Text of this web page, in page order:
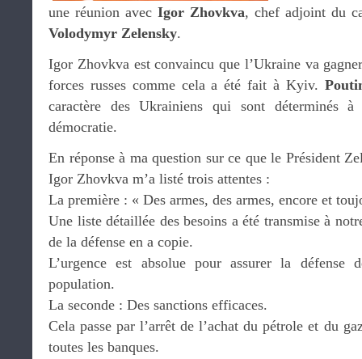
une réunion avec Igor Zhovkva, chef adjoint du
Volodymyr Zelensky.
Igor Zhovkva est convaincu que l’Ukraine va
forces russes comme cela a été fait à Kyiv.
caractère des Ukrainiens qui sont déterminés
démocratie.
En réponse à ma question sur ce que le Président
Igor Zhovkva m’a listé trois attentes :
La première : « Des armes, des armes, encore et
Une liste détaillée des besoins a été transmise à
de la défense en a copie.
L’urgence est absolue pour assurer la
population.
La seconde : Des sanctions efficaces.
Cela passe par l’arrêt de l’achat du pétrole et du
toutes les banques.